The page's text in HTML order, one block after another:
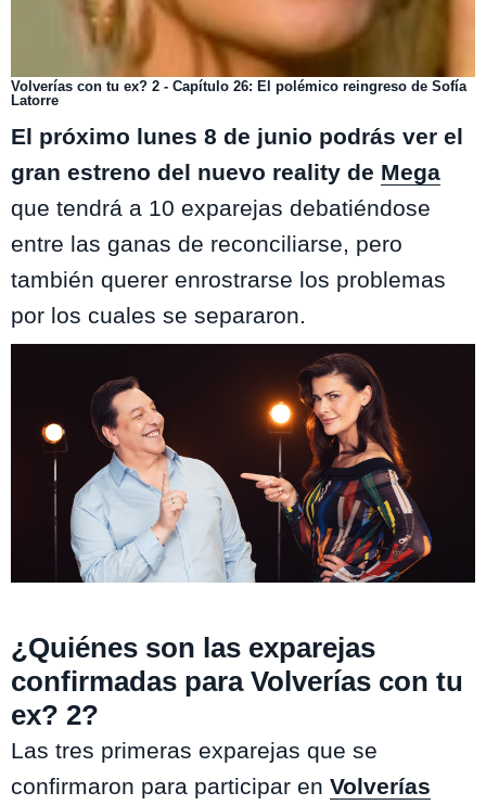
Volverías con tu ex? 2 - Capítulo 26: El polémico reingreso de Sofía
Latorre
El próximo lunes 8 de junio podrás ver el
gran estreno del nuevo reality de Mega
que tendrá a 10 exparejas debatiéndose
entre las ganas de reconciliarse, pero
también querer enrostrarse los problemas
por los cuales se separaron.
¿Quiénes son las exparejas
confirmadas para Volverías con tu
ex? 2?
Las tres primeras exparejas que se
confirmaron para participar en Volverías